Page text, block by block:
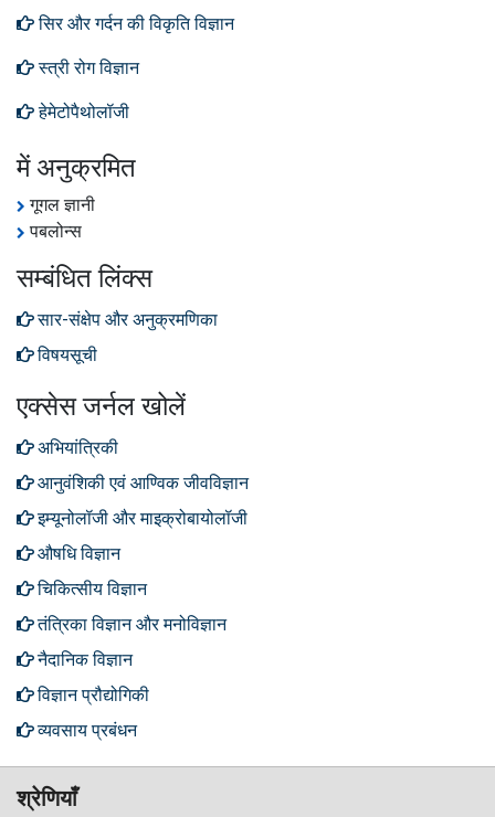
सिर और गर्दन की विकृति विज्ञान
स्त्री रोग विज्ञान
हेमेटोपैथोलॉजी
में अनुक्रमित
गूगल ज्ञानी
पबलोन्स
सम्बंधित लिंक्स
सार-संक्षेप और अनुक्रमणिका
विषयसूची
एक्सेस जर्नल खोलें
अभियांत्रिकी
आनुवंशिकी एवं आण्विक जीवविज्ञान
इम्यूनोलॉजी और माइक्रोबायोलॉजी
औषधि विज्ञान
चिकित्सीय विज्ञान
तंत्रिका विज्ञान और मनोविज्ञान
नैदानिक ​​विज्ञान
विज्ञान प्रौद्योगिकी
व्यवसाय प्रबंधन
श्रेणियाँ